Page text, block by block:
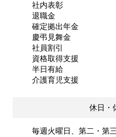
社内表彰
退職金
確定拠出年金
慶弔見舞金
社員割引
資格取得支援
半日有給
介護育児支援
休日・
毎週火曜日、第二・第